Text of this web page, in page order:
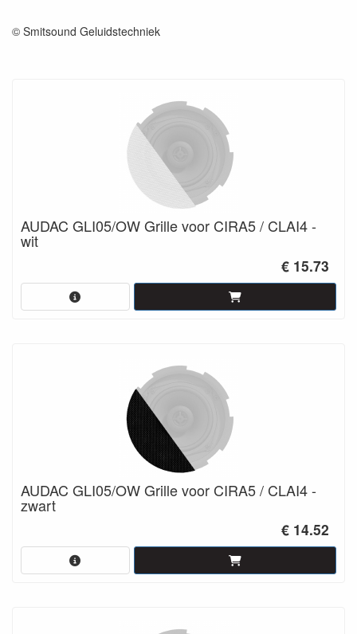
© Smitsound Geluidstechniek
AUDAC GLI05/OW Grille voor CIRA5 / CLAI4 -
wit
€ 15.73
AUDAC GLI05/OW Grille voor CIRA5 / CLAI4 -
zwart
€ 14.52